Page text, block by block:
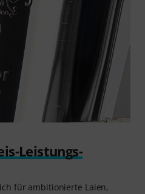
Leistungs-
für ambitionierte Laien,